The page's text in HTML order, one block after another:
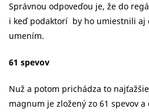
Správnou odpoveďou je, že do
i keď podaktorí by ho umiestnili aj
umením.
61 spevov
Nuž a potom prichádza to
magnum je zložený zo 61 spevov